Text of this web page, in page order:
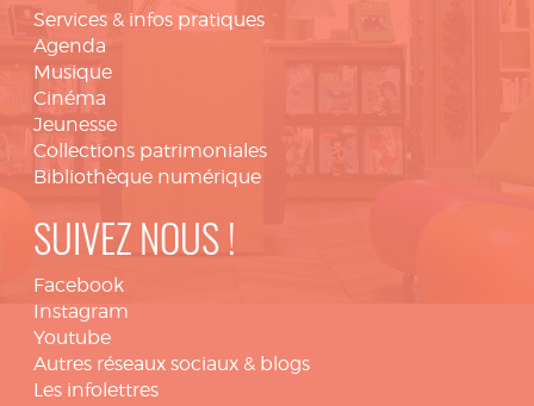
Services & infos pratiques
Agenda
Musique
Cinéma
Jeunesse
Collections patrimoniales
Bibliothèque numérique
SUIVEZ NOUS !
Facebook
Instagram
Youtube
Autres réseaux sociaux & blogs
Les infolettres